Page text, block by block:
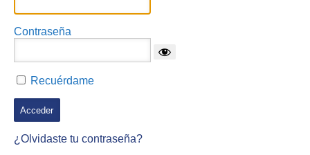
Contraseña
Recuérdame
¿Olvidaste tu contraseña?